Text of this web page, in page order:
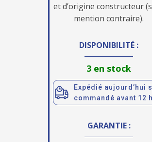
et d’origine constructeur
mention contraire).
DISPONIBILITÉ :
3 en stock
Expédié aujourd’hui
commandé avant 12
GARANTIE :